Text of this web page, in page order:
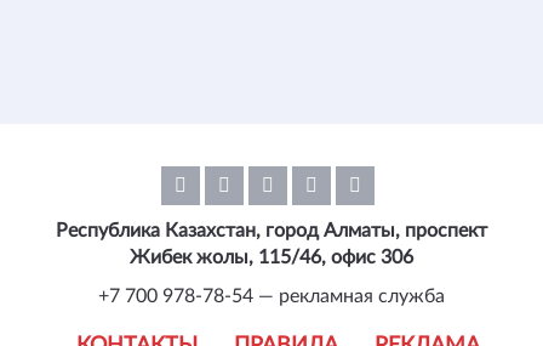
Республика Казахстан, город Алматы, проспект
Жибек жолы, 115/46, офис 306
+7 700 978-78-54 — рекламная служба